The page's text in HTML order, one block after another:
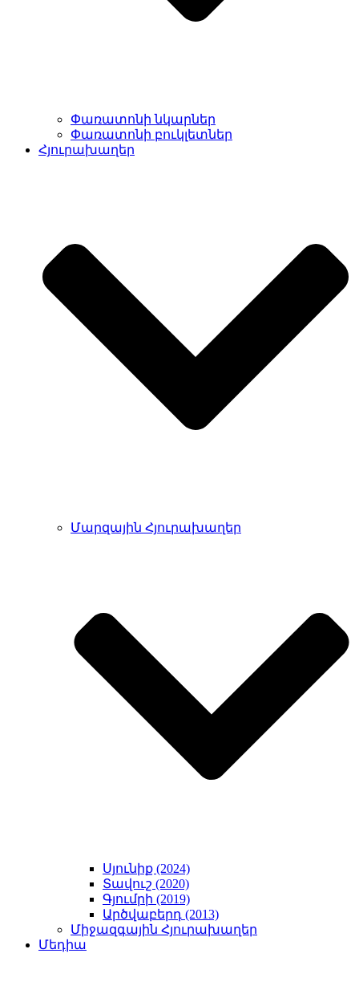
Փառատոնի նկարներ
Փառատոնի բուկլետներ
Հյուրախաղեր
Մարզային Հյուրախաղեր
Սյունիք (2024)
Տավուշ (2020)
Գյումրի (2019)
Արծվաբերդ (2013)
Միջազգային Հյուրախաղեր
Մեդիա